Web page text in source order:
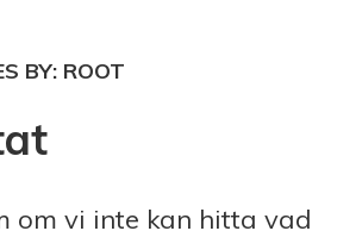
BY: ROOT
om vi inte kan hitta vad